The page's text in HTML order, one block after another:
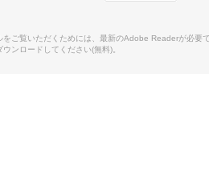
をご覧いただくためには、最新のAdobe Readerが必要
ウンロードしてください(無料)。